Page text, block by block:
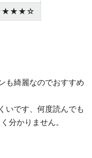
も綺麗なのでおすすめ
いです、何度読んでも
分かりません。